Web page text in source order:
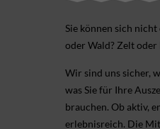
Sie können sich nicht
oder Wald? Zelt oder
Wir sind uns sicher,
was Sie für Ihre
brauchen. Ob aktiv,
erlebnis­reich. Die